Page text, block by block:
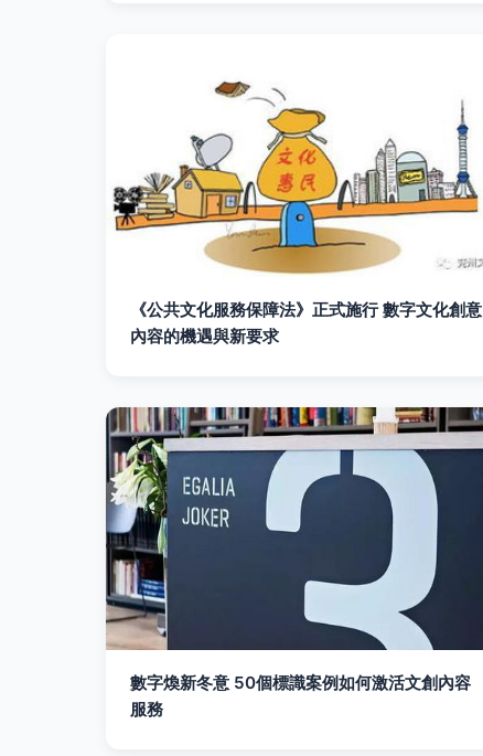
《公共文化服務保障法》正式施行 數字文化創意
內容的機遇與新要求
數字煥新冬意 50個標識案例如何激活文創內容
服務